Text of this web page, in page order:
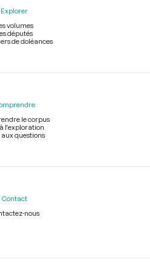
Explorer
volumes
députés
de doléances
le corpus
l'exploration
aux questions
Contact
nous